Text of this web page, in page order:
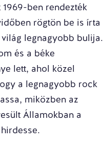
1969-ben rendezték
rögtön be is írta
legnagyobb bulija.
és a béke
lett, ahol közel
a legnagyobb rock
miközben az
Államokban a